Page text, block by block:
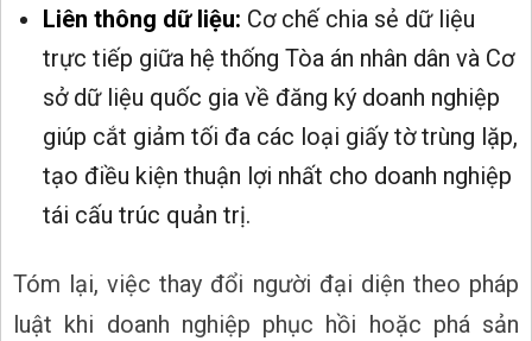
Liên thông dữ liệu: Cơ chế chia sẻ dữ liệu
trực tiếp giữa hệ thống Tòa án nhân dân và Cơ
sở dữ liệu quốc gia về đăng ký doanh nghiệp
giúp cắt giảm tối đa các loại giấy tờ trùng lặp,
tạo điều kiện thuận lợi nhất cho doanh nghiệp
tái cấu trúc quản trị.
Tóm lại, việc thay đổi người đại diện theo pháp
luật khi doanh nghiệp phục hồi hoặc phá sản